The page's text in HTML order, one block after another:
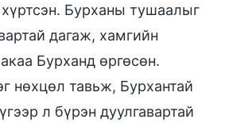
Бурханы тушаалыг
дагаж, хамгийн
Бурханд өргөсөн.
нөхцөл тавьж, Бурхантай
л бүрэн дуулгавартай